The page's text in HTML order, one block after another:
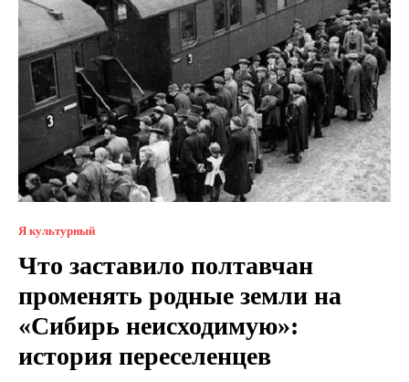
Я культурный
Что заставило полтавчан
променять родные земли на
«Сибирь неисходимую»:
история переселенцев